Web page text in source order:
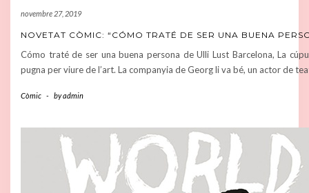
novembre 27, 2019
NOVETAT CÒMIC: “CÓMO TRATÉ DE SER UNA BUENA
Cómo traté de ser una buena persona de Ulli Lust Barcelona, La
pugna per viure de l’art. La companyia de Georg li va bé, un actor de
Còmic - byadmin